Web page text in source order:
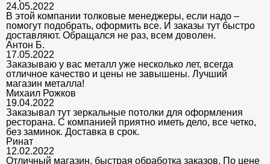
24.05.2022
В этой компании толковые менеджеры, если надо –
помогут подобрать, оформить все. И заказы тут быстро
доставляют. Обращался не раз, всем доволен.
Антон Б.
17.05.2022
Заказываю у вас металл уже несколько лет, всегда
отличное качество и цены не завышены. Лучший
магазин металла!
Михаил Рожков
19.04.2022
Заказывал тут зеркальные потолки для оформления
ресторана. С компанией приятно иметь дело, все четко,
без заминок. Доставка в срок.
Ринат
12.02.2022
Отличный магазин, быстрая обработка заказов. По цене